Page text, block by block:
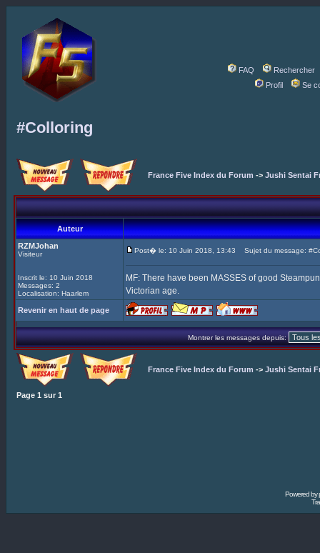
FAQ
Rechercher
Profil
Se
#Colloring
France Five Index du Forum -> Jushi Sentai
Auteur
RZMJohan
Visiteur
Inscrit le: 10 Juin 2018
Messages: 2
Localisation: Haarlem
Post� le: 10 Juin 2018, 13:43 Sujet du message:
MF: There have been MASSES of good
Victorian age.
Revenir en haut de page
Montrer les messages depuis:
France Five Index du Forum -> Jushi Sentai
Page 1 sur 1
Powered by